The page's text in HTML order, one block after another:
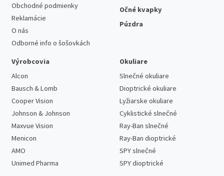
Obchodné podmienky
Reklamácie
O nás
Odborné info o šošovkách
Očné kvapky
Púzdra
Výrobcovia
Alcon
Bausch & Lomb
Cooper Vision
Johnson & Johnson
Maxvue Vision
Menicon
AMO
Unimed Pharma
Okuliare
Slnečné okuliare
Dioptrické okuliare
Lyžiarske okuliare
Cyklistické slnečné
Ray-Ban slnečné
Ray-Ban dioptrické
SPY slnečné
SPY dioptrické